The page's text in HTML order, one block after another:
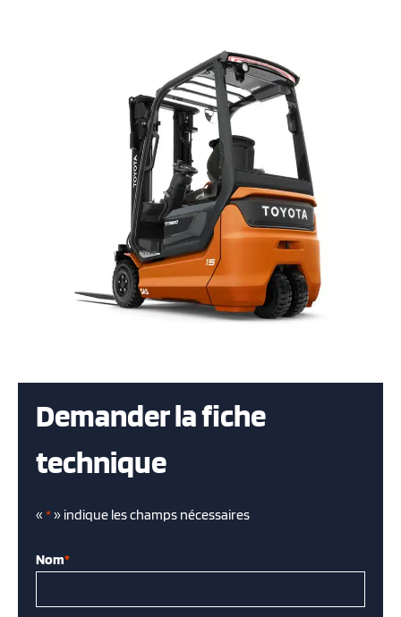
Demander la fiche
technique
« *» indique les champs nécessaires
Nom*